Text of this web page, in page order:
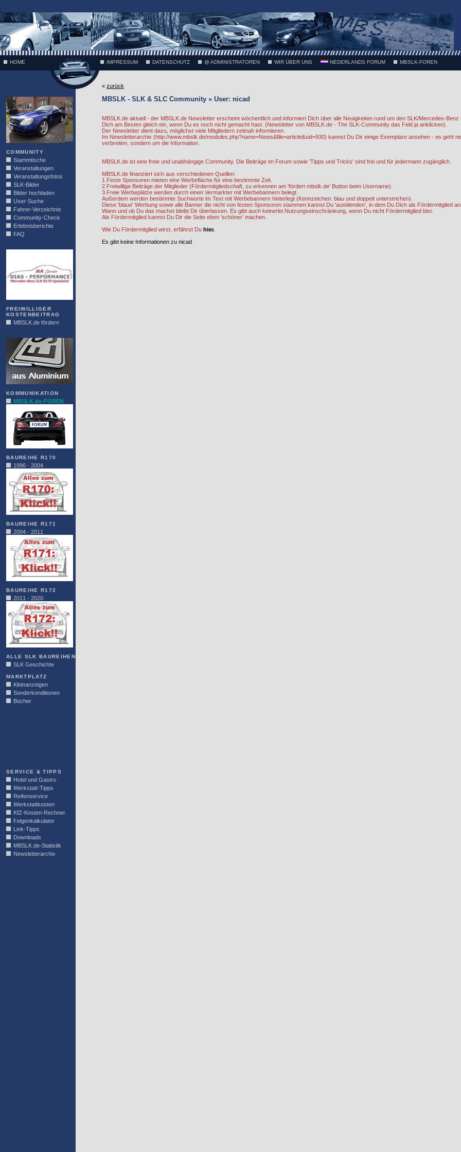
;
HOME IMPRESSUM DATENSCHUTZ @ ADMINISTRATOREN WIR ÜBER UNS NEDERLANDS FORUM MBSLK-FOREN
COMMUNITY
Stammtische
Veranstaltungen
Veranstaltungsfotos
SLK-Bilder
Bilder hochladen
User-Suche
Fahrer-Verzeichnis
Community-Check
Erlebnisberichte
FAQ
FREIWILLIGER
KOSTENBEITRAG
MBSLK.de fördern
KOMMUNIKATION
MBSLK.de-FOREN
BAUREIHE R170
1996 - 2004
BAUREIHE R171
2004 - 2011
BAUREIHE R172
2011 - 2020
ALLE SLK BAUREIHEN
SLK Geschichte
MARKTPLATZ
Kleinanzeigen
Sonderkonditionen
Bücher
SERVICE & TIPPS
Hotel und Gastro
Werkstatt-Tipps
Reifenservice
Werkstattkosten
KfZ-Kosten-Rechner
Felgenkalkulator
Link-Tipps
Downloads
MBSLK.de-Statistik
Newsletterarchiv
« zurück
MBSLK - SLK & SLC Community » User: nicad
MBSLK.de aktuell - der MBSLK.de Newsletter erscheint wöchentlich und informiert Dich über alle Neuigkeiten rund um den SLK/Mercedes-
Dich am Besten gleich ein, wenn Du es noch nicht gemacht hast. (Newsletter von MBSLK.de - The SLK-Community das Feld ja anklicken).
Der Newsletter dient dazu, möglichst viele Mitgliedern zeitnah informieren.
Im Newsletterarchiv (http://www.mbslk.de/modules.php?name=News&file=article&sid=930) kannst Du Dir einige Exemplare ansehen - es geht
verbreiten, sondern um die Information.
MBSLK.de ist eine freie und unabhängige Community. Die Beiträge im Forum sowie 'Tipps und Tricks' sind frei und für jedermann zugänglich.
MBSLK.de finanziert sich aus verschiedenen Quellen:
1.Feste Sponsoren mieten eine Werbefläche für eine bestimmte Zeit.
2.Freiwillige Beiträge der Mitglieder (Fördermitgliedschaft, zu erkennen am 'fördert mbslk.de' Button beim Username).
3.Freie Werbeplätze werden durch einen Vermarkter mit Werbebannern belegt.
Außerdem werden bestimmte Suchworte im Text mit Werbebannern hinterlegt (Kennzeichen: blau und doppelt unterstrichen).
Diese 'blaue' Werbung sowie alle Banner die nicht von festen Sponsoren stammen kannst Du 'ausblenden', in dem Du Dich als Fördermitglied
Wann und ob Du das machst bleibt Dir überlassen. Es gibt auch keinerlei Nutzungseinschränkung, wenn Du nicht Fördermitglied bist.
Als Fördermitglied kannst Du Dir die Seite eben 'schöner' machen.
Wie Du Fördermitglied wirst, erfährst Du hier.
Es gibt keine Informationen zu nicad